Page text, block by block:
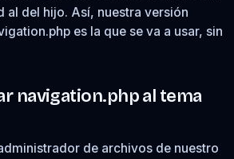
al del hijo. Así, nuestra versión
es la que se va a usar, sin
navigation.php al tema
de archivos de nuestro